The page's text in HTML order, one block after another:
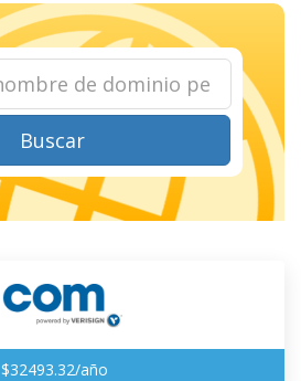
Buscar
$32493.32/año